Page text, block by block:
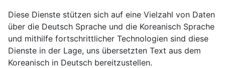
Diese Dienste stützen sich auf eine Vielzahl von Daten
über die Deutsch Sprache und die Koreanisch Sprache
und mithilfe fortschrittlicher Technologien sind diese
Dienste in der Lage, uns übersetzten Text aus dem
Koreanisch in Deutsch bereitzustellen.